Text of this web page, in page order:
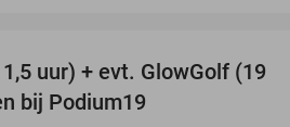
36%
uur) + evt. GlowGolf (19
bij Podium19